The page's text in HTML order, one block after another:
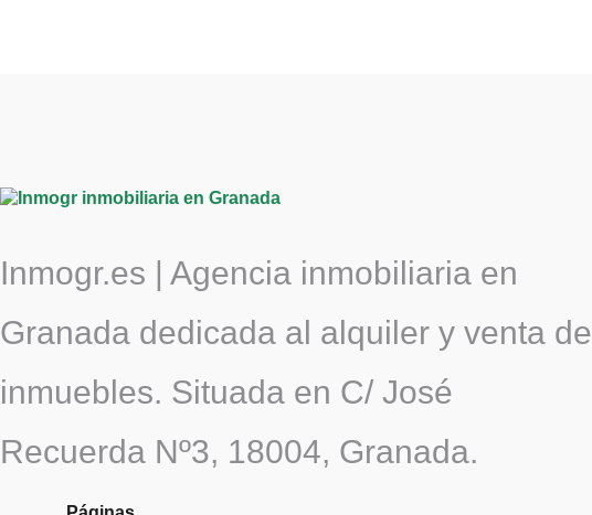
Inmogr.es | Agencia inmobiliaria en
Granada dedicada al alquiler y venta de
inmuebles. Situada en C/ José
Recuerda Nº3, 18004, Granada.